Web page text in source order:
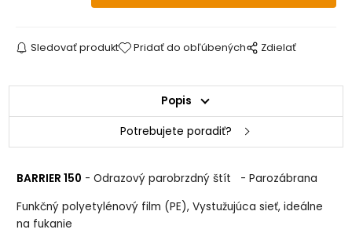
Sledovať produkt Pridať do obľúbených Zdielať
Popis
Potrebujete poradiť?
BARRIER 150 - Odrazový parobrzdný štít - Parozábrana
Funkčný polyetylénový film (PE), Vystužujúca sieť, ideálne
na fukanie